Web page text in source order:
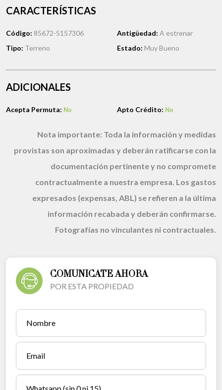
CARACTERÍSTICAS
Código: 85672-5157306
Tipo: Terreno
Antigüedad: A estrenar
Estado: Muy Bueno
ADICIONALES
Acepta Permuta: No Apto Crédito: No
Nota importante: Toda la información y medidas
provistas son aproximadas y deberán ratificarse con la
documentación pertinente y no compromete
contractualmente a nuestra empresa. Los gastos
expresados (expensas, ABL) se refieren a la última
información recabada y deberán confirmarse.
Fotografías no vinculantes ni contractuales.
COMUNICATE AHORA
POR ESTA PROPIEDAD